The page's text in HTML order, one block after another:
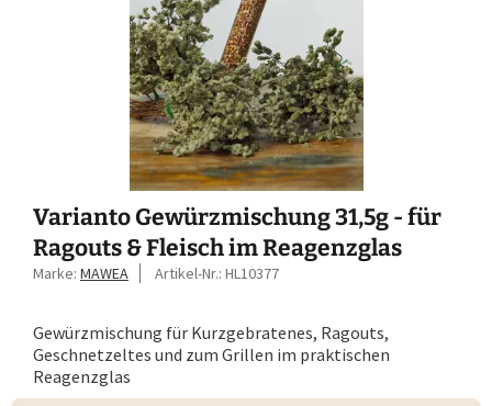
Varianto Gewürzmischung 31,5g - für
Ragouts & Fleisch im Reagenzglas
Marke: MAWEA Artikel-Nr.: HL10377
Gewürzmischung für Kurzgebratenes, Ragouts,
Geschnetzeltes und zum Grillen im praktischen
Reagenzglas